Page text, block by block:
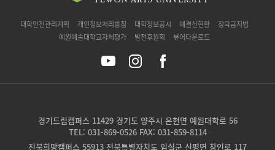
대학안전관리계획 개인정보처리방침 대학정보공시 예결산현황
청탁금지법
예원예술대학교자체평가
발전후원회 뷰어다운로드
경기드림캠퍼스 11429 경기도 양주시 은현면 예원대학로 56
TEL: 031-869-0526 FAX: 031-859-8114
전북희망캠퍼스 55913 전북특별자치도 임실군 신평면 창인로 117